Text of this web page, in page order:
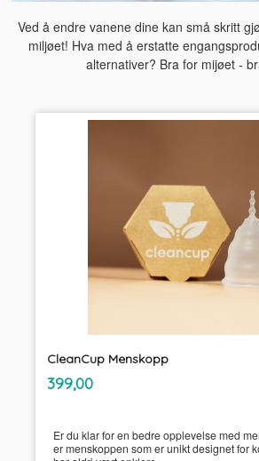
Ved å endre vanene dine kan små skritt
miljøet! Hva med å erstatte
alternativer? Bra for mijøet -
CleanCup Menskopp
Pris
399,00mva.
Er du klar for en bedre opplevelse med
er menskoppen som er unikt designet for